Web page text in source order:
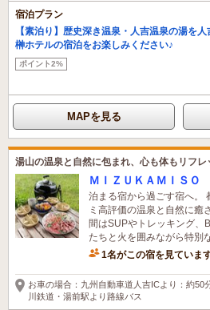
宿泊プラン
【素泊り】歴史深き温泉・人吉温泉の湯を
榊ホテルの宿泊をお楽しみください♪
ポイント2%
MAPを見る
湯山の温泉と自然に包まれ、心も体もリフレ
ＭＩＺＵＫＡＭＩＳＯ
泊まる宿から過ごす宿へ。
ミ高評価の温泉と自然に癒
間はSUPやトレッキング、
たちと火を囲みながら特別
1名がこの宿を見ていま
お車の場合：九州自動車道人吉ICより：約50
川鉄道・湯前駅より路線バス